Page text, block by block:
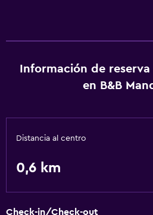
Información de
en B&B
Distancia al centro
0,6 km
Check-in/Check-out